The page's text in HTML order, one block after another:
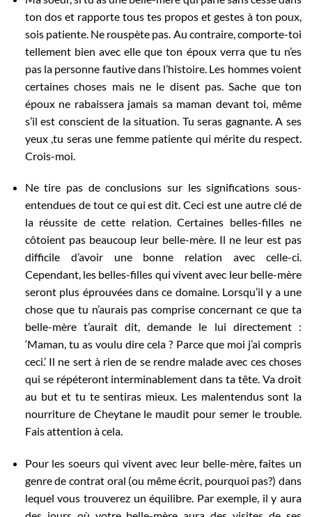
ton dos et rapporte tous tes propos et gestes à ton poux,
sois patiente. Ne rouspète pas. Au contraire, comporte-toi
tellement bien avec elle que ton époux verra que tu n’es
pas la personne fautive dans l’histoire. Les hommes voient
certaines choses mais ne le disent pas. Sache que ton
époux ne rabaissera jamais sa maman devant toi, même
s’il est conscient de la situation. Tu seras gagnante. A ses
yeux ,tu seras une femme patiente qui mérite du respect.
Crois-moi.
Ne tire pas de conclusions sur les significations sous-
entendues de tout ce qui est dit. Ceci est une autre clé de
la réussite de cette relation. Certaines belles-filles ne
côtoient pas beaucoup leur belle-mère. Il ne leur est pas
difficile d’avoir une bonne relation avec celle-ci.
Cependant, les belles-filles qui vivent avec leur belle-mère
seront plus éprouvées dans ce domaine. Lorsqu’il y a une
chose que tu n’aurais pas comprise concernant ce que ta
belle-mère t’aurait dit, demande le lui directement :
‘Maman, tu as voulu dire cela ? Parce que moi j’ai compris
ceci.’ Il ne sert à rien de se rendre malade avec ces choses
qui se répéteront interminablement dans ta tête. Va droit
au but et tu te sentiras mieux. Les malentendus sont la
nourriture de Cheytane le maudit pour semer le trouble.
Fais attention à cela.
Pour les soeurs qui vivent avec leur belle-mère, faites un
genre de contrat oral (ou même écrit, pourquoi pas?) dans
lequel vous trouverez un équilibre. Par exemple, il y aura